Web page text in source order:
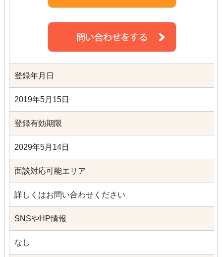
登録年月日
2019年5月15日
登録有効期限
2029年5月14日
面談対応可能エリア
詳しくはお問い合わせください
SNSやHP情報
なし